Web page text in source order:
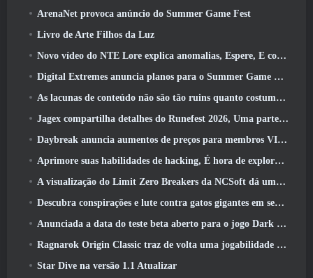
ArenaNet provoca anúncio do Summer Game Fest
Livro de Arte Filhos da Luz
Novo vídeo do NTE Lore explica anomalias, Espere, E como uma organização ‘secreta’ rastreia tudo
Digital Extremes anuncia planos para o Summer Game Fest
As lacunas de conteúdo não são tão ruins quanto costumavam ser
Jagex compartilha detalhes do Runefest 2026, Uma parte da comemoração do 25º aniversário do RuneScape IP
Daybreak anuncia aumentos de preços para membros VIP do Lord Of The Rings Online
Aprimore suas habilidades de hacking, É hora de explorar a cidade noturna em ondas uivantes
A visualização do Limit Zero Breakers da NCSoft dá uma ideia do que esperar do próximo teste do prólogo
Descubra conspirações e lute contra gatos gigantes em seu tempo de inatividade na última atualização de Where Winds Meet
Anunciada a data do teste beta aberto para o jogo Dark Fantasy Extraction, Caçador da Névoa
Ragnarok Origin Classic traz de volta uma jogabilidade justa de MMORPG e CBT abre em junho 4
Star Dive na versão 1.1 Atualizar